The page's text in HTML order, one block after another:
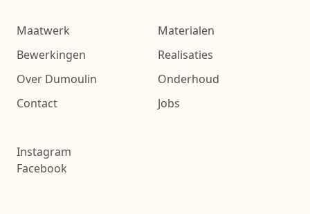
Maatwerk
Bewerkingen
Materialen
Realisaties
Over Dumoulin
Contact
Onderhoud
Jobs
Instagram
Facebook